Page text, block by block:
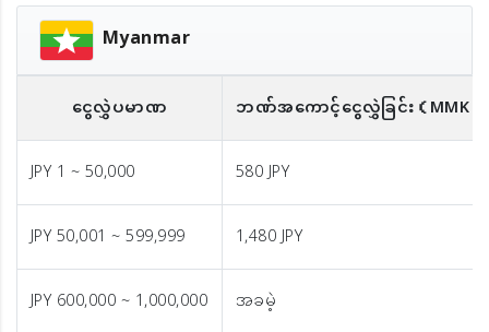
Myanmar
ငွေလွှဲပမာဏ ဘဏ်အကောင့်ငွေလွှဲခြင်း（MMK）
JPY 1 ~ 50,000
580 JPY
JPY 50,001 ~ 599,999
1,480 JPY
JPY 600,000 ~ 1,000,000
အခမဲ့